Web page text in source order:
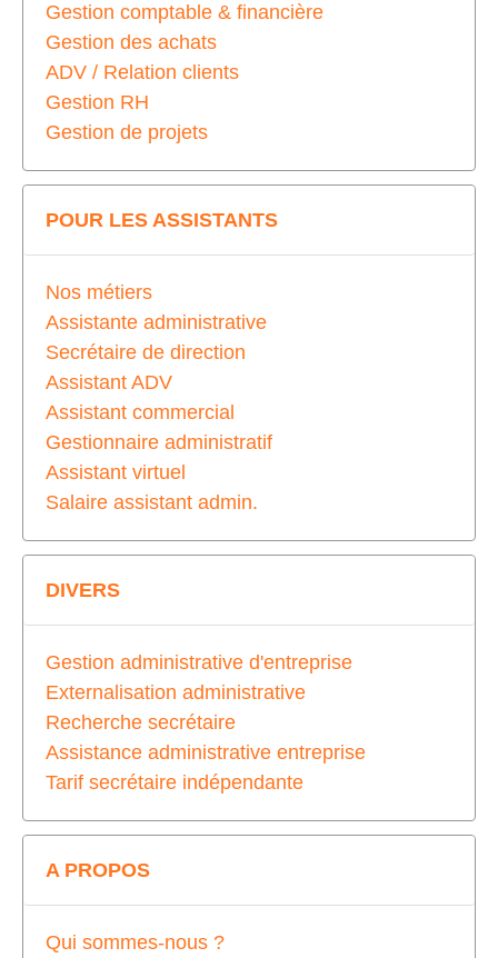
Gestion comptable & financière
Gestion des achats
ADV / Relation clients
Gestion RH
Gestion de projets
POUR LES ASSISTANTS
Nos métiers
Assistante administrative
Secrétaire de direction
Assistant ADV
Assistant commercial
Gestionnaire administratif
Assistant virtuel
Salaire assistant admin.
DIVERS
Gestion administrative d'entreprise
Externalisation administrative
Recherche secrétaire
Assistance administrative entreprise
Tarif secrétaire indépendante
A PROPOS
Qui sommes-nous ?